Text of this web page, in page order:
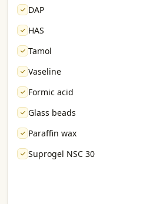
DAP
HAS
Tamol
Vaseline
Formic acid
Glass beads
Paraffin wax
Suprogel NSC 30